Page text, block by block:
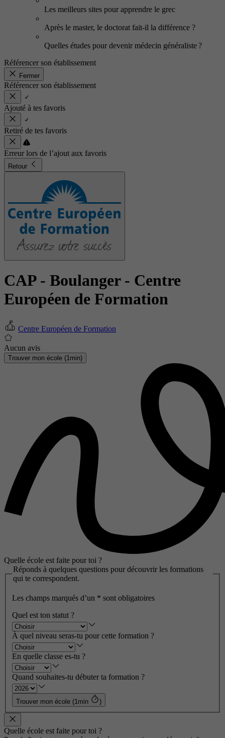
Les meilleurs sites pour apprendre le grec
Après le master, le doctorat fait-il la différence ?
Quelles études pour devenir médecin généraliste ?
Référencer son établissement
Fermer
Référencer son établissement
Ajouté à tes favoris
Retiré de tes favoris
Erreur lors de l’ajout aux favoris
Retour
CAP - Boulanger - Centre
Européen de Formation
Centre Européen de Formation
Aucun avis
Trouver mon école (1min)
Quelle école est faite pour toi ?
Réponds à quelques questions pour découvrir les formations
qui te correspondent.
Les champs marqués d’un * sont obligatoires
Quel est ton statut ?
À quel niveau seras-tu pour cette formation ?
En quelle classe es-tu ?
Quand souhaites-tu débuter ta formation ?
Trouver mon école (1min )
Quelle école est faite pour toi ?